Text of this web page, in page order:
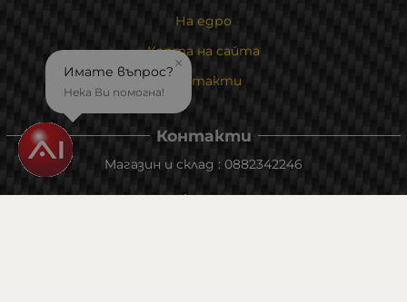
На едро
Карта на сайта
Контакти
Контакти
Магазин и склад : 0882342246
Адрес:
×
Имате въпрос?
Нека Ви помогна!